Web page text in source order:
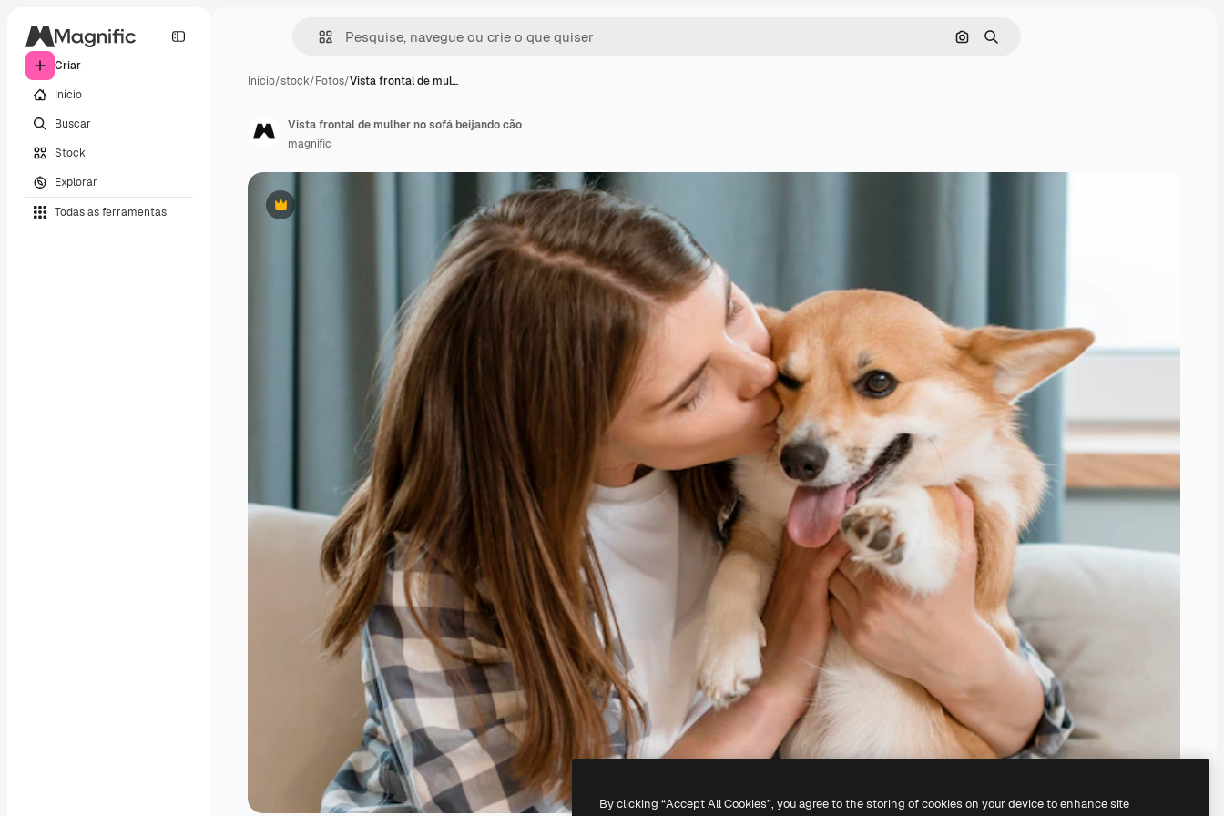
Criar
Início
Buscar
Stock
Explorar
Todas as ferramentas
Pesquisar por imagem
Buscar
Início/stock/Fotos/Vista frontal de mul…
Premium
Vista frontal de mulher no sofá beijando cão
magnific
By clicking “Accept All Cookies”, you agree to the storing of cookies on your device to enhance site